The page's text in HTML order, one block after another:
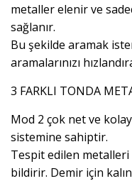
metaller elenir ve
sağlanır.
Bu şekilde aramak
aramalarınızı
3 FARKLI TONDA
Mod 2 çok net ve kolay
sistemine sahiptir.
Tespit edilen metalleri
bildirir. Demir için